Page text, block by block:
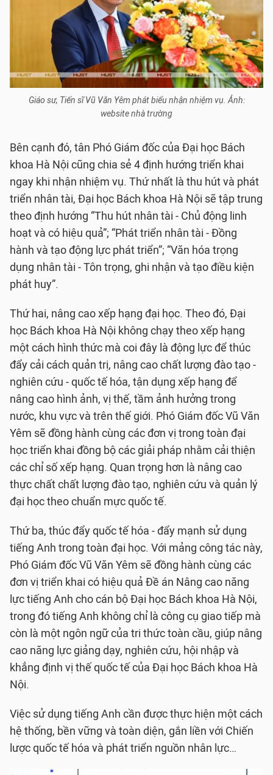
Giáo sư, Tiến sĩ Vũ Văn Yêm phát biểu nhận nhiệm vụ. Ảnh:
website nhà trường
Bên cạnh đó, tân Phó Giám đốc của Đại học Bách
khoa Hà Nội cũng chia sẻ 4 định hướng triển khai
ngay khi nhận nhiệm vụ. Thứ nhất là thu hút và phát
triển nhân tài, Đại học Bách khoa Hà Nội sẽ tập trung
theo định hướng “Thu hút nhân tài - Chủ động linh
hoạt và có hiệu quả”; “Phát triển nhân tài - Đồng
hành và tạo động lực phát triển”; “Văn hóa trọng
dụng nhân tài - Tôn trọng, ghi nhận và tạo điều kiện
phát huy”.
Thứ hai, nâng cao xếp hạng đại học. Theo đó, Đại
học Bách khoa Hà Nội không chạy theo xếp hạng
một cách hình thức mà coi đây là động lực để thúc
đẩy cải cách quản trị, nâng cao chất lượng đào tạo -
nghiên cứu - quốc tế hóa, tận dụng xếp hạng để
nâng cao hình ảnh, vị thế, tầm ảnh hưởng trong
nước, khu vực và trên thế giới. Phó Giám đốc Vũ Văn
Yêm sẽ đồng hành cùng các đơn vị trong toàn đại
học triển khai đồng bộ các giải pháp nhằm cải thiện
các chỉ số xếp hạng. Quan trọng hơn là nâng cao
thực chất chất lượng đào tạo, nghiên cứu và quản lý
đại học theo chuẩn mực quốc tế.
Thứ ba, thúc đẩy quốc tế hóa - đẩy mạnh sử dụng
tiếng Anh trong toàn đại học. Với mảng công tác này,
Phó Giám đốc Vũ Văn Yêm sẽ đồng hành cùng các
đơn vị triển khai có hiệu quả Đề án Nâng cao năng
lực tiếng Anh cho cán bộ Đại học Bách khoa Hà Nội,
trong đó tiếng Anh không chỉ là công cụ giao tiếp mà
còn là một ngôn ngữ của tri thức toàn cầu, giúp nâng
cao năng lực giảng dạy, nghiên cứu, hội nhập và
khẳng định vị thế quốc tế của Đại học Bách khoa Hà
Nội.
Việc sử dụng tiếng Anh cần được thực hiện một cách
hệ thống, bền vững và toàn diện, gắn liền với Chiến
lược quốc tế hóa và phát triển nguồn nhân lực…